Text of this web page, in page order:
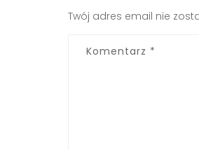
Twój adres email nie